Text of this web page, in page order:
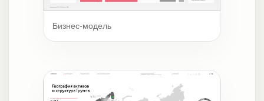
Бизнес-модель